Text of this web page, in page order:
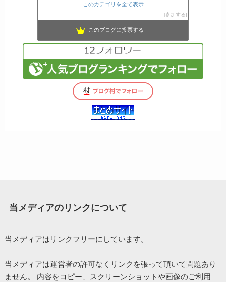
このカテゴリを全て表示
参加する
このブログに投票する
当メディアのリンクについて
当メディアはリンクフリーにしています。
当メディアは運営者の許可なくリンクを張って頂いて問題あり
ません。 内容をコピー、スクリーンショットや画像のご利用